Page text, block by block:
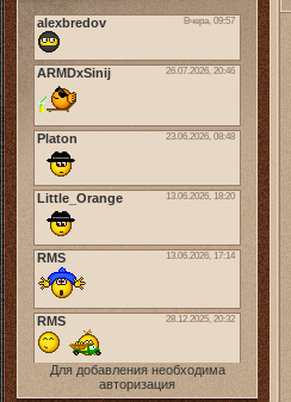
Для добавления необходима
авторизация